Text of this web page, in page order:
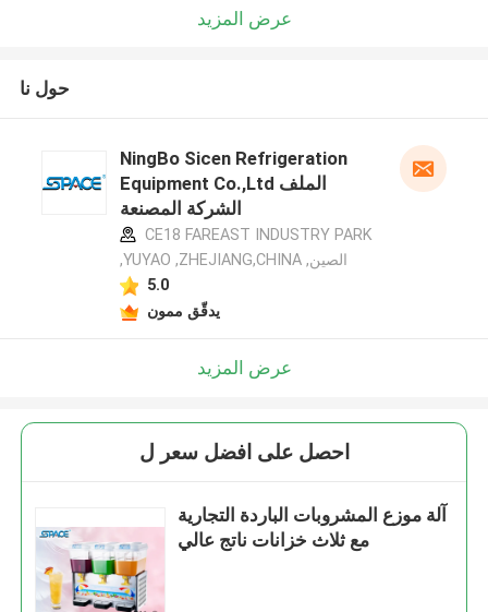
عرض المزيد
حول نا
NingBo Sicen Refrigeration
Equipment Co.,Ltd الملف
الشركة المصنعة
CE18 FAREAST INDUSTRY PARK
,YUYAO ,ZHEJIANG,CHINA ,الصين
5.0
يدقّق ممون
عرض المزيد
احصل على افضل سعر ل
آلة موزع المشروبات الباردة التجارية
مع ثلاث خزانات ناتج عالي